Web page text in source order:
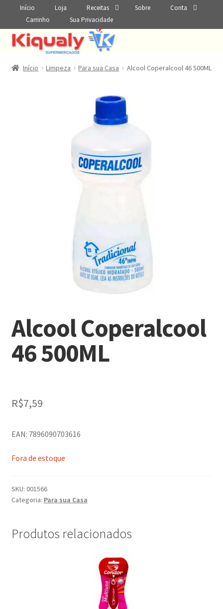
Início Loja Receitas Sobre
Conta
Carrinho
Sua Privacidade
Início Limpeza Para sua Casa Alcool Coperalcool 46 500ML
Alcool Coperalcool
46 500ML
R$7,59
EAN: 7896090703616
Fora de estoque
SKU: 001566
Categoria: Para sua Casa
Produtos relacionados